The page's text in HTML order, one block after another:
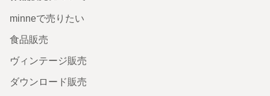
minneで売りたい
食品販売
ヴィンテージ販売
ダウンロード販売